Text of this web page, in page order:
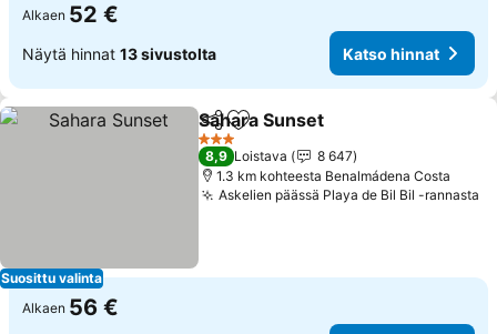
Alkaen 52 €
Näytä hinnat 13 sivustolta Katso hinnat
Suosittu valinta
Jaa Lisää suosikkeihin
Sahara Sunset
3 Tähtiluokitus
8,9 Loistava
8 647
1.3 km kohteesta Benalmádena Costa
Askelien päässä Playa de Bil Bil -rannasta
Alkaen 56 €